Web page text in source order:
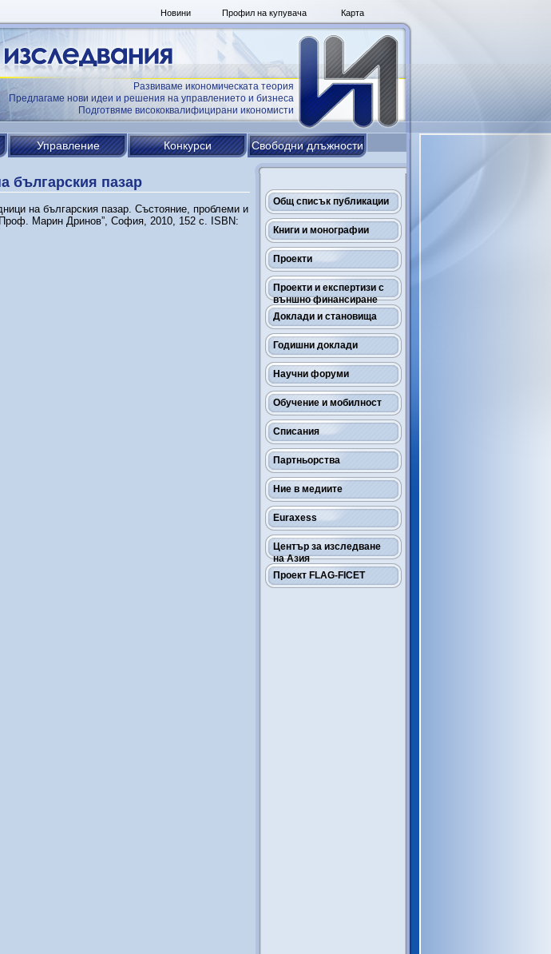
Карта
Профил на купувача
Новини
Развиваме икономическата теория
Предлагаме нови идеи и решения на управлението и бизнеса
Подготвяме висококвалифицирани икономисти
Управление Конкурси Свободни длъжности
Общ списък публикации
Книги и монографии
Проекти
Проекти и експертизи с
външно финансиране
Доклади и становища
Годишни доклади
Научни форуми
Обучение и мобилност
Списания
Партньорства
Ние в медиите
Euraxess
Център за изследване
на Азия
Проект FLAG-FICET
българския пазар
на българския пазар. Състояние, проблеми и
Марин Дринов”, София, 2010, 152 с. ISBN: